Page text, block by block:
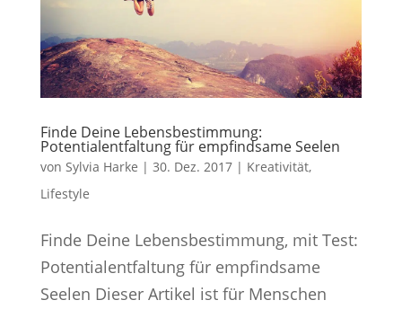
Finde Deine Lebensbestimmung:
Potentialentfaltung für empfindsame Seelen
von Sylvia Harke | 30. Dez. 2017| Kreativität,
Lifestyle
Finde Deine Lebensbestimmung, mit Test:
Potentialentfaltung für empfindsame
Seelen Dieser Artikel ist für Menschen